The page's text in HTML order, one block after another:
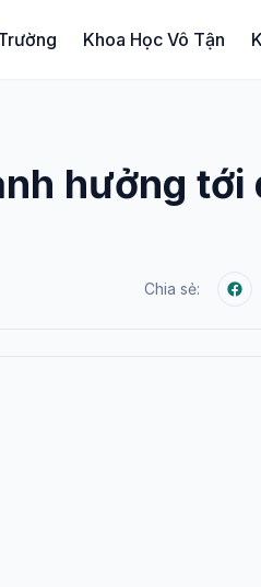
Khoa Học Vô Tận
hưởng tới
Chia sẻ: